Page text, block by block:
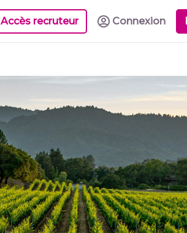
Accès recruteur Connexion